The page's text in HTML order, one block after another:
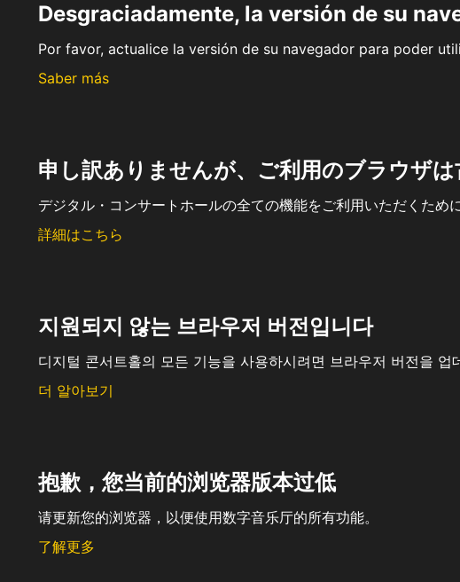
Desgraciadamente, la versión de su
Por favor, actualice la versión de su navegador para poder
Saber más
申し訳ありませんが、ご利用のブラウザ
デジタル・コンサートホールの全ての機能をご利用いただくため
詳細はこちら
지원되지 않는 브라우저 버전입니다
디지털 콘서트홀의 모든 기능을 사용하시려면 브라우저 버전을 업
더 알아보기
抱歉，您当前的浏览器版本过低
请更新您的浏览器，以便使用数字音乐厅的所有功能。
了解更多